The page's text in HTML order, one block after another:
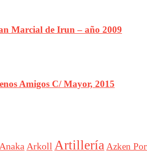
Marcial de Irun – año 2009
Amigos C/ Mayor, 2015
Anaka Arkoll Artillería Azken